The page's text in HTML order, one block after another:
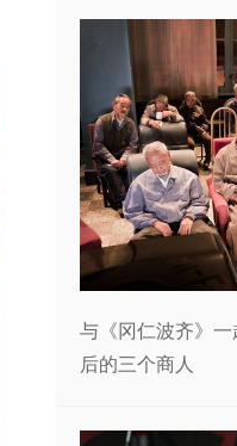
与《冈仁波齐》
后的三个商人